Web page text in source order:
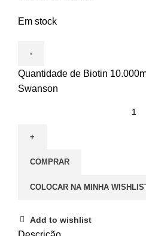
Em stock
Quantidade de Biotin
Swanson
COMPRAR
COLOCAR NA MINHA
Add to wishlist